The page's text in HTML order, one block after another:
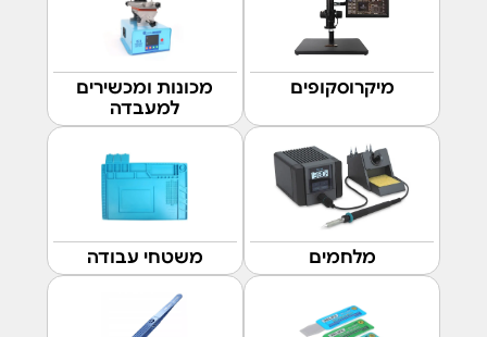
מיקרוסקופים
מכונות ומכשירים
למעבדה
מלחמים משטחי עבודה